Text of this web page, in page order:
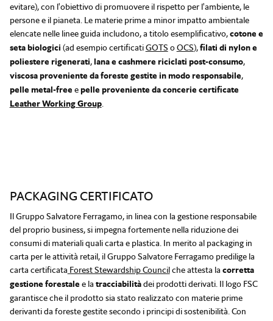
evitare), con l'obiettivo di promuovere il rispetto per l'ambiente, le
persone e il pianeta. Le materie prime a minor impatto ambientale
elencate nelle linee guida includono, a titolo esemplificativo,cotone e
seta biologici (ad esempio certificatiGOTS oOCS),filati di nylon e
poliestere rigenerati,lana e cashmere riciclati post-consumo,
viscosa proveniente da foreste gestite in modo responsabile,
pelle metal-free epelle proveniente da concerie certificate
Leather Working Group.
PACKAGING CERTIFICATO
Il Gruppo Salvatore Ferragamo, in linea con la gestione responsabile
del proprio business, si impegna fortemente nella riduzione dei
consumi di materiali quali carta e plastica. In merito al packaging in
carta per le attività retail, il Gruppo Salvatore Ferragamo predilige la
carta certificata Forest Stewardship Councilche attesta la corretta
gestione forestale e la tracciabilitàdei prodotti derivati. Il logo FSC
garantisce che il prodotto sia stato realizzato con materie prime
derivanti da foreste gestite secondo i principi di sostenibilità. Con